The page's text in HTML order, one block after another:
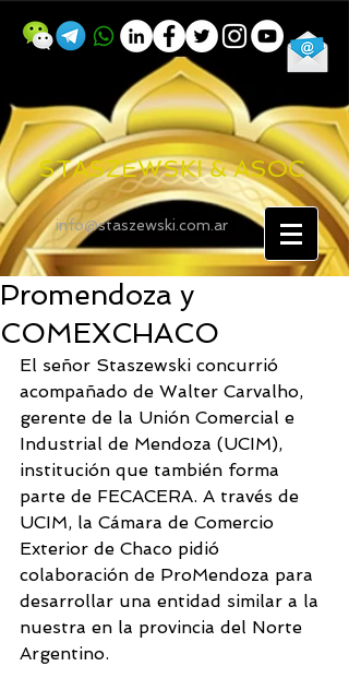
STASZEWSKI & ASOC
info@staszewski.com.ar
Promendoza y
COMEXCHACO
El señor Staszewski concurrió
acompañado de Walter Carvalho,
gerente de la Unión Comercial e
Industrial de Mendoza (UCIM),
institución que también forma
parte de FECACERA. A través de
UCIM, la Cámara de Comercio
Exterior de Chaco pidió
colaboración de ProMendoza para
desarrollar una entidad similar a la
nuestra en la provincia del Norte
Argentino.